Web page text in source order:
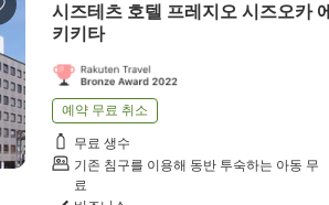
시즈테츠 호텔 프레지오 시즈오카 에
키키타
예약 무료 취소
무료 생수
기존 침구를 이용해 동반 투숙하는 아동 무
료